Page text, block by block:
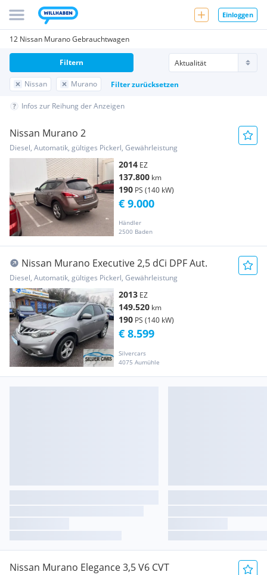
Einloggen
12 Nissan Murano Gebrauchtwagen
Nissan Murano Filter zurücksetzen
Filtern
Infos zur Reihung der Anzeigen
Nissan Murano 2
Diesel, Automatik, gültiges Pickerl, Gewährleistung
2014 EZ
137.800 km
190 PS (140 kW)
Händler
2500 Baden
€ 9.000
Nissan Murano Executive 2,5 dCi DPF Aut.
Diesel, Automatik, gültiges Pickerl, Gewährleistung
2013 EZ
149.520 km
190 PS (140 kW)
Silvercars
4075 Aumühle
€ 8.599
Nissan Murano Elegance 3,5 V6 CVT